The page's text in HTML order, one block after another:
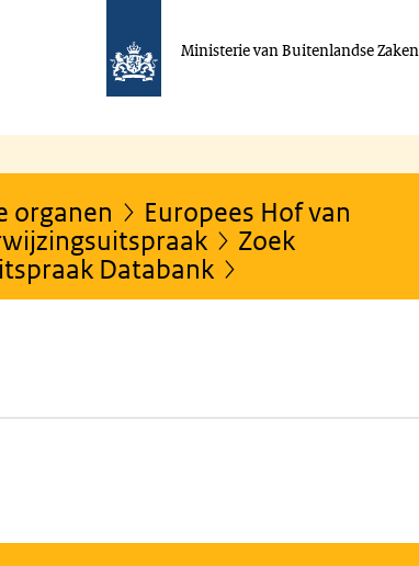
Ministerie van Buitenlandse Zaken
organen
Europees Hof van
Zoek
Databank